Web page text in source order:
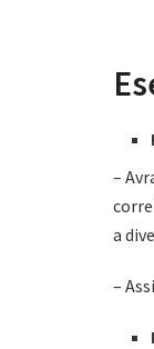
–
a
–